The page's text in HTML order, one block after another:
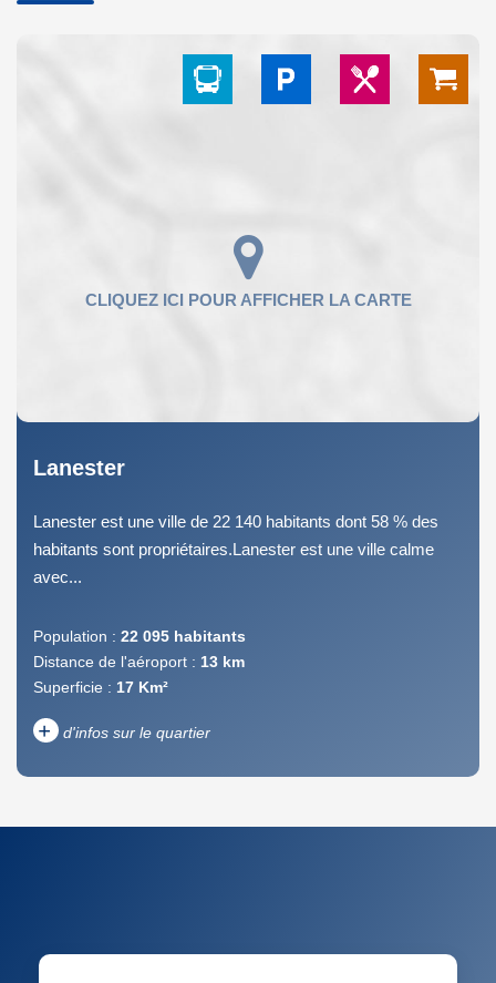
Lanester
Lanester est une ville de 22 140 habitants dont 58 % des
habitants sont propriétaires.Lanester est une ville calme
avec...
Population : 22 095 habitants
Distance de l'aéroport : 13 km
Superficie : 17 Km²
+ d'infos sur le quartier